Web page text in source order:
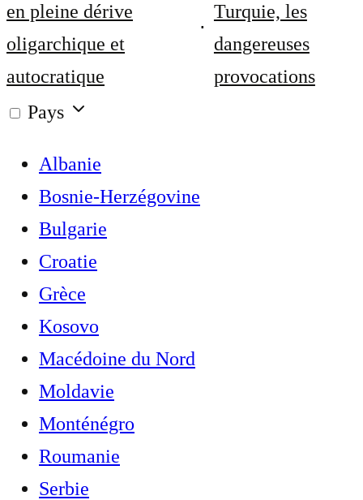
en pleine dérive
oligarchique et
autocratique
Turquie, les
dangereuses
provocations
Pays
Albanie
Bosnie-Herzégovine
Bulgarie
Croatie
Grèce
Kosovo
Macédoine du Nord
Moldavie
Monténégro
Roumanie
Serbie